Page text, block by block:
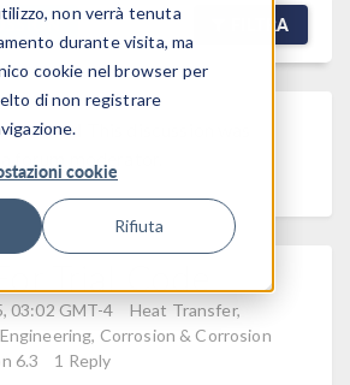
non verrà tenuta
durante visita, ma
cookie nel browser per
di non registrare
cookie
Rifiuta
FILTRA
Locked
Trial Code
03:02 GMT-4
Heat Transfer,
Corrosion & Corrosion
6.3 1 Reply